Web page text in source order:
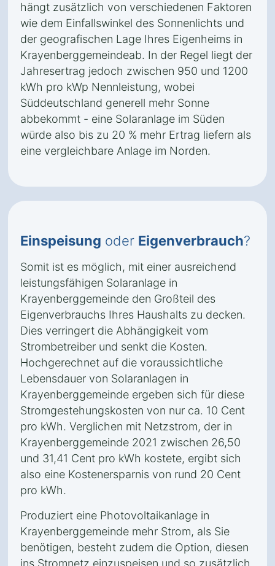
hängt zusätzlich von verschiedenen Faktoren
wie dem Einfallswinkel des Sonnenlichts und
der geografischen Lage Ihres Eigenheims in
Krayenberggemeindeab. In der Regel liegt der
Jahresertrag jedoch zwischen 950 und 1200
kWh pro kWp Nennleistung, wobei
Süddeutschland generell mehr Sonne
abbekommt - eine Solaranlage im Süden
würde also bis zu 20 % mehr Ertrag liefern als
eine vergleichbare Anlage im Norden.
Einspeisung oder Eigenverbrauch?
Somit ist es möglich, mit einer ausreichend
leistungsfähigen Solaranlage in
Krayenberggemeinde den Großteil des
Eigenverbrauchs Ihres Haushalts zu decken.
Dies verringert die Abhängigkeit vom
Strombetreiber und senkt die Kosten.
Hochgerechnet auf die voraussichtliche
Lebensdauer von Solaranlagen in
Krayenberggemeinde ergeben sich für diese
Stromgestehungskosten von nur ca. 10 Cent
pro kWh. Verglichen mit Netzstrom, der in
Krayenberggemeinde 2021 zwischen 26,50
und 31,41 Cent pro kWh kostete, ergibt sich
also eine Kostenersparnis von rund 20 Cent
pro kWh.
Produziert eine Photovoltaikanlage in
Krayenberggemeinde mehr Strom, als Sie
benötigen, besteht zudem die Option, diesen
ins Stromnetz einzuspeisen und so zusätzlich